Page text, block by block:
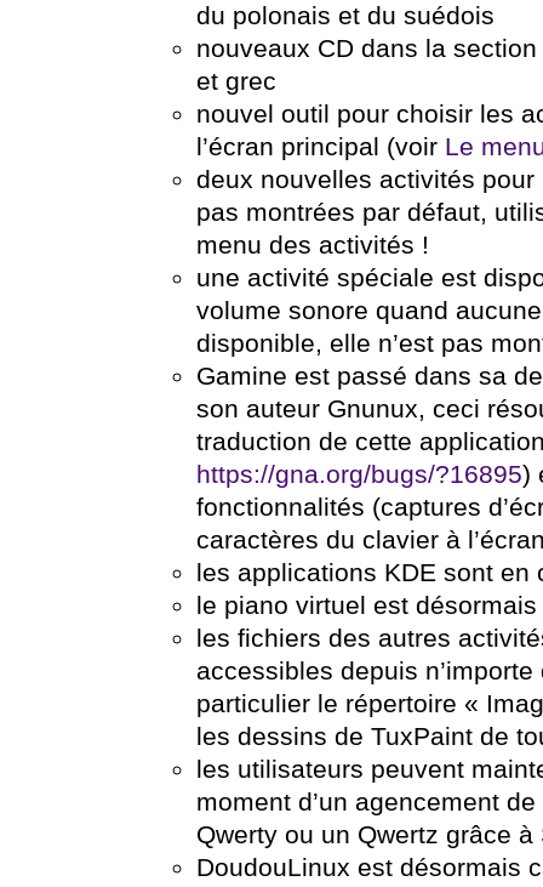
du polonais et du suédois
nouveaux CD dans la section
et grec
nouvel outil pour choisir les
l’écran principal (voir Le
deux nouvelles activités
pas montrées par défaut,
menu des activités !
une activité spéciale est
volume sonore quand
disponible, elle n’est pas
Gamine est passé dans sa
son auteur Gnunux, ceci
traduction de cette
https://gna.org/bugs/?16895)
fonctionnalités (captures
caractères du clavier à
les applications KDE sont en
le piano virtuel est
les fichiers des autres
accessibles depuis
particulier le répertoire «
les dessins de TuxPaint de
les utilisateurs peuvent
moment d’un agencement
Qwerty ou un Qwertz grâce à
DoudouLinux est désormais